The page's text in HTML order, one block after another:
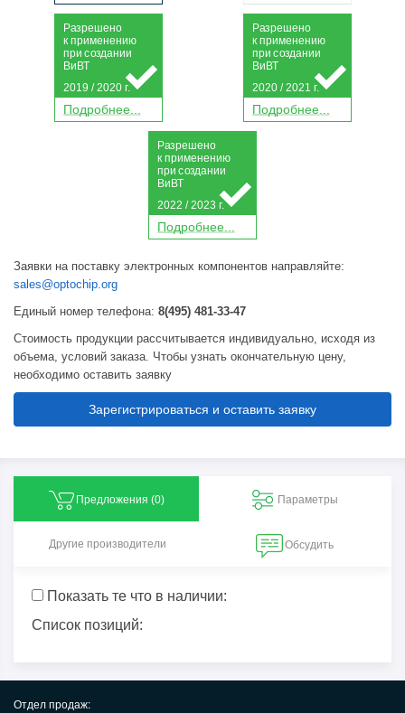
Подробнее...
Разрешено
к применению
присоздании
Ви ВТ
2019 / 2020 г.
Подробнее...
Разрешено
к применению
присоздании
Ви ВТ
2020 / 2021 г.
Подробнее...
Разрешено
к применению
присоздании
Ви ВТ
2022 / 2023 г.
Заявки на поставку электронных компонентов направляйте:
sales@optochip.org
Единый номер телефона: 8(495) 481-33-47
Стоимость продукции рассчитывается индивидуально, исходя из
объема, условий заказа. Чтобы узнать окончательную цену,
необходимо оставить заявку
Зарегистрироваться и оставить заявку
Предложения (0) Параметры
Другие производители Обсудить
Показать те что в наличии:
Список позиций:
Отдел продаж: